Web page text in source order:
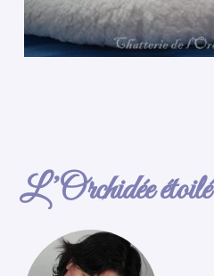
L’Orchidée étoilé